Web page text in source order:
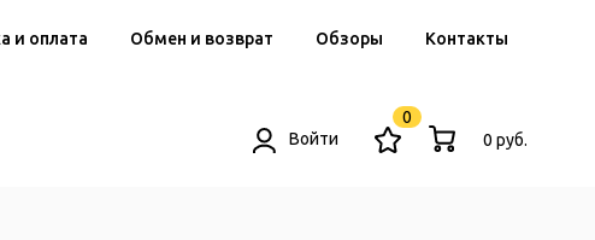
и оплата Обмен и возврат Обзоры Контакты
Войти
0
0 руб.